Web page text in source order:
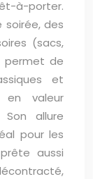
à-porter.
soirée, des
(sacs,
permet de
et
en valeur
allure
pour les
aussi